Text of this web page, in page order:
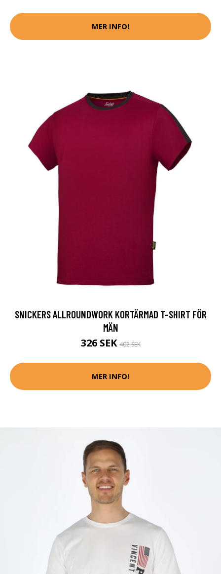
MER INFO!
SNICKERS ALLROUNDWORK KORTÄRMAD T-SHIRT FÖR
MÄN
326 SEK402 SEK
MER INFO!